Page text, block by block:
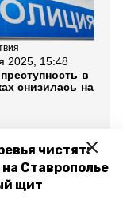
чистят:
Ставрополье
щит
2025, 15:48
в
снизилась на